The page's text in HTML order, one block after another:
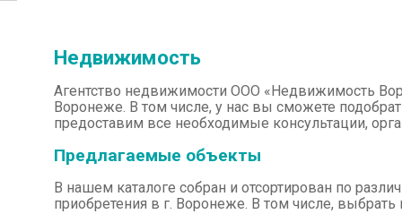
Недвижимость
Агентство недвижимости ООО «Недвижимость
Воронеже. В том числе, у нас вы сможете
предоставим все необходимые консультации,
Предлагаемые объекты
В нашем каталоге собран и отсортирован по
приобретения в г. Воронеже. В том числе,